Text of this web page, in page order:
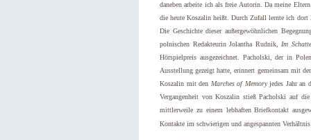
daneben arbeite ich als freie Autorin. Da meine
die heute Koszalin heißt. Durch Zufall lernte ich dort
Die Geschichte dieser außergewöhnlichen
polnischen Redakteurin Jolantha Rudnik, Im
Hörspielpreis ausgezeichnet. Pacholski, der in
Ausstellung gezeigt hatte, erinnert gemeinsam mit
Koszalin mit den Marches of Memoryjedes Jahr an
Vergangenheit von Koszalin stieß Pacholski auf
mittlerweile zu einem lebhaften Briefkontakt
Kontakte im schwierigen und angespannten